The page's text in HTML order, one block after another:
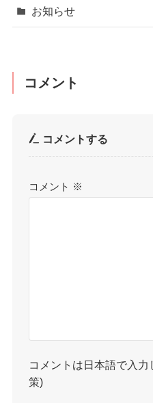
お知らせ
コメント
コメントする
コメント ※
コメントは日本語で入
策)